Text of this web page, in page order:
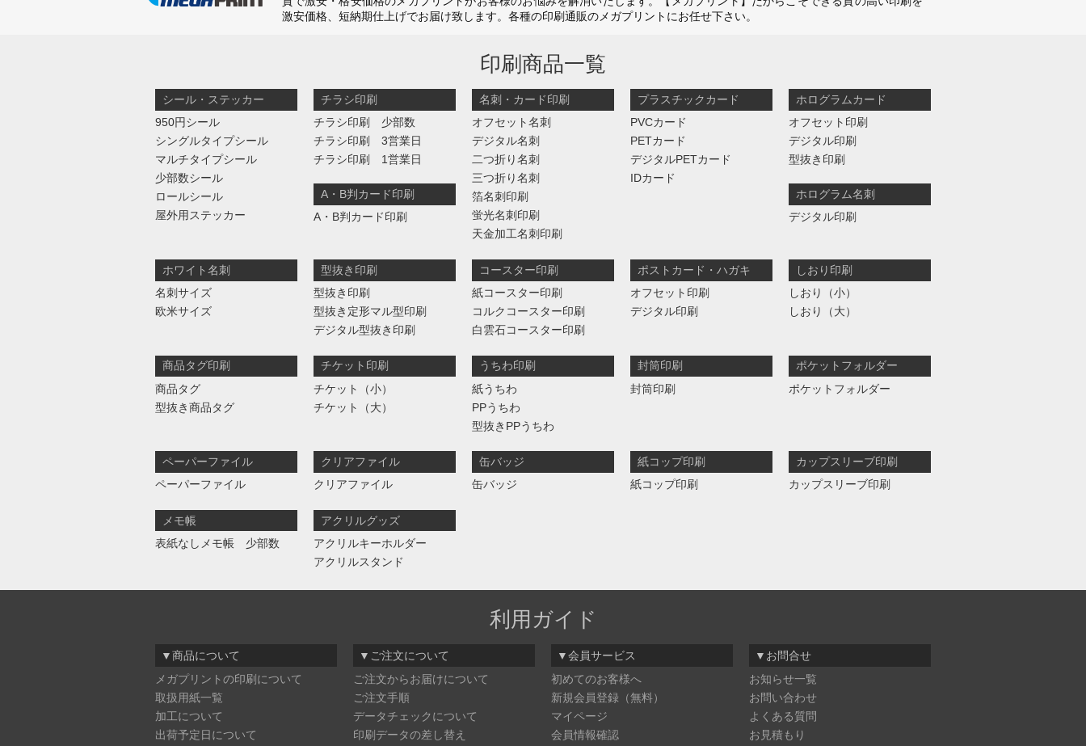
激安価格、短納期仕上げでお届け致します。各種の印刷通販のメガプリントにお任せ下さい。
印刷商品一覧
シール・ステッカー
950円シール
シングルタイプシール
マルチタイプシール
少部数シール
ロールシール
屋外用ステッカー
チラシ印刷
チラシ印刷 少部数
チラシ印刷 3営業日
チラシ印刷 1営業日
A・B判カード印刷
A・B判カード印刷
名刺・カード印刷
オフセット名刺
デジタル名刺
二つ折り名刺
三つ折り名刺
箔名刺印刷
蛍光名刺印刷
天金加工名刺印刷
プラスチックカード
PVCカード
PETカード
デジタルPETカード
IDカード
ホログラムカード
オフセット印刷
デジタル印刷
型抜き印刷
ホログラム名刺
デジタル印刷
ホワイト名刺
名刺サイズ
欧米サイズ
型抜き印刷
型抜き印刷
型抜き定形マル型印刷
デジタル型抜き印刷
コースター印刷
紙コースター印刷
コルクコースター印刷
白雲石コースター印刷
ポストカード・ハガキ
オフセット印刷
デジタル印刷
しおり印刷
しおり（小）
しおり（大）
商品タグ印刷
商品タグ
型抜き商品タグ
チケット印刷
チケット（小）
チケット（大）
うちわ印刷
紙うちわ
PPうちわ
型抜きPPうちわ
封筒印刷
封筒印刷
ポケットフォルダー
ポケットフォルダー
ペーパーファイル
ペーパーファイル
クリアファイル
クリアファイル
缶バッジ
缶バッジ
紙コップ印刷
紙コップ印刷
カップスリーブ印刷
カップスリーブ印刷
メモ帳
表紙なしメモ帳 少部数
アクリルグッズ
アクリルキーホルダー
アクリルスタンド
利用ガイド
▼商品について
メガプリントの印刷について
取扱用紙一覧
加工について
出荷予定日について
▼ご注文について
ご注文からお届けについて
ご注文手順
データチェックについて
印刷データの差し替え
▼会員サービス
初めてのお客様へ
新規会員登録（無料）
マイページ
会員情報確認
▼お問合せ
お知らせ一覧
お問い合わせ
よくある質問
お見積もり